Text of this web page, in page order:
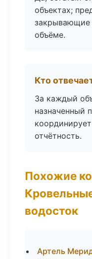
объектах;
закрывающие
объёме.
Кто
За каждый
назначенный
отчётность.
Похожие
водосток
Артель